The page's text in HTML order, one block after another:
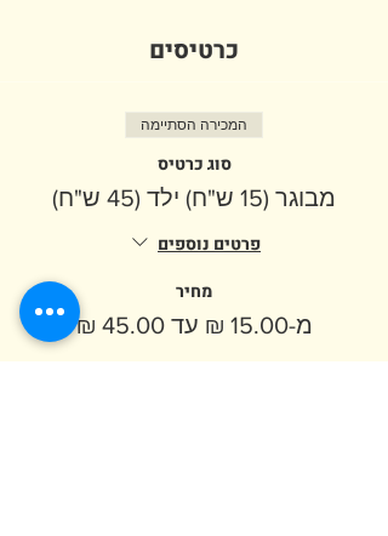
כרטיסים
המכירה הסתיימה
סוג כרטיס
מבוגר (15 ש"ח) ילד (45 ש"ח)
פרטים נוספים
מחיר
מ-‏15.00 ‏₪ עד ‏45.00 ‏₪